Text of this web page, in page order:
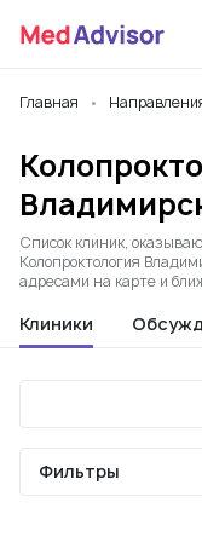
Главная
Список клиник,
Колопроктология
адресами на карте и
Клиники
Фильтры